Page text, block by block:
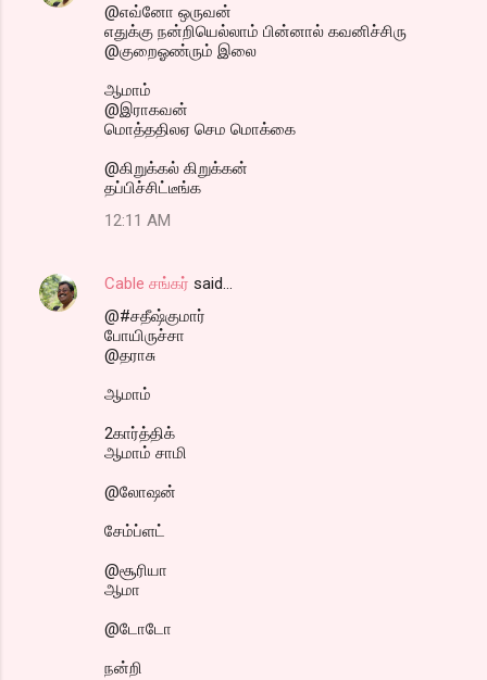
@எவ்னோ ஒருவன்
எதுக்கு நன்றியெல்லாம் பின்னால் கவனிச்சிரு
@குறைஓண்ரும் இலை
ஆமாம்
@இராகவன்
மொத்ததிலஏ செம மொக்கை
@கிறுக்கல் கிறுக்கன்
தப்பிச்சிட்டீங்க
12:11 AM
Cable சங்கர் said…
@#சதீஷ்குமார்
போயிருச்சா
@தராசு
ஆமாம்
2கார்த்திக்
ஆமாம் சாமி
@லோஷன்
சேம்ப்ளட்
@சூரியா
ஆமா
@டோடோ
நன்றி